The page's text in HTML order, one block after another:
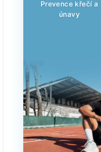
Prevence křečí a
únavy